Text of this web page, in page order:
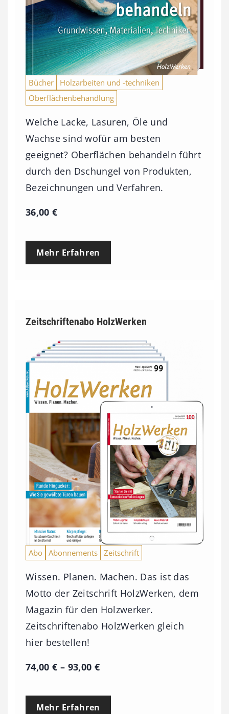
Bücher
Holzarbeiten und -techniken
Oberflächenbehandlung
Welche Lacke, Lasuren, Öle und
Wachse sind wofür am besten
geeignet? Oberflächen behandeln führt
durch den Dschungel von Produkten,
Bezeichnungen und Verfahren.
36,00€
Mehr Erfahren
Zeitschriftenabo HolzWerken
Abo Abonnements Zeitschrift
Wissen. Planen. Machen. Das ist das
Motto der Zeitschrift HolzWerken, dem
Magazin für den Holzwerker.
Zeitschriftenabo HolzWerken gleich
hier bestellen!
74,00€ – 93,00 €P
e
Mehr Erfahren